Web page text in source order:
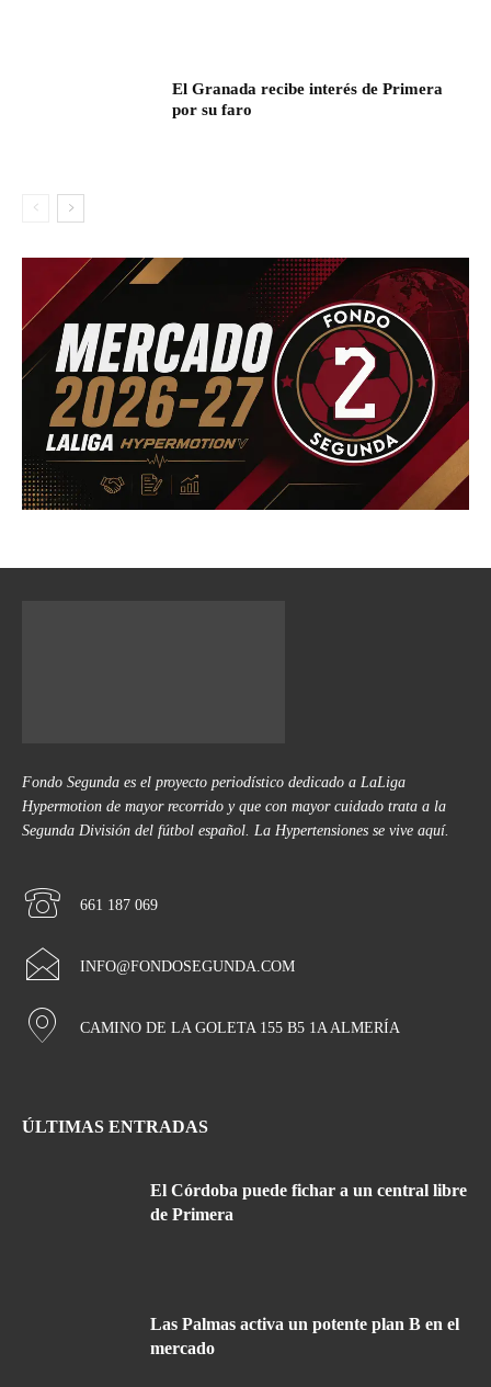
El Granada recibe interés de Primera
por su faro
Fondo Segunda es el proyecto periodístico dedicado a LaLiga
Hypermotion de mayor recorrido y que con mayor cuidado trata a la
Segunda División del fútbol español. La Hypertensiones se vive aquí.
661 187 069
INFO@FONDOSEGUNDA.COM
CAMINO DE LA GOLETA 155 B5 1A ALMERÍA
ÚLTIMAS ENTRADAS
El Córdoba puede fichar a un central libre
de Primera
Las Palmas activa un potente plan B en el
mercado